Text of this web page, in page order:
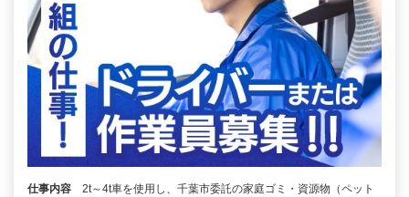
仕事内容
2t～4t車を使用し、千葉市委託の家庭ゴミ・資源物（ペット